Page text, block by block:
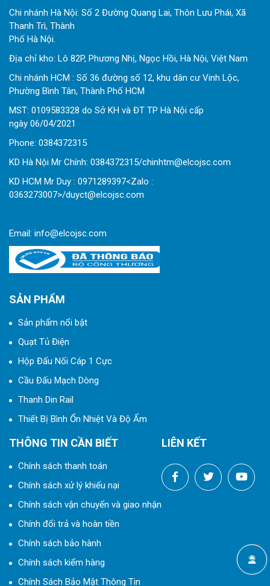
Chi nhánh Hà Nội: Số 2 Đường Quang Lai, Thôn Lưu Phái, Xã
Thanh Trì, Thành
Phố Hà Nội.
Địa chỉ kho: Lô 82P, Phương Nhị, Ngọc Hồi, Hà Nội, Việt Nam
Chi nhánh HCM : Số 36 đường số 12, khu dân cư Vinh Lộc,
Phường Bình Tân, Thành Phố HCM
MST: 0109583328 do Sở KH và ĐT TP Hà Nội cấp
ngày 06/04/2021
Phone: 0384372315
KD Hà Nội Mr Chính: 0384372315/chinhtm@elcojsc.com
KD HCM Mr Duy : 0971289397<Zalo :
0363273007>/duyct@elcojsc.com
Email: info@elcojsc.com
SẢN PHẨM
Sản phẩm nổi bật
Quạt Tủ Điện
Hộp Đấu Nối Cáp 1 Cực
Cầu Đấu Mạch Dòng
Thanh Din Rail
Thiết Bị Bình Ổn Nhiệt Và Độ Ẩm
THÔNG TIN CẦN BIẾT
Chính sách thanh toán
Chính sách xử lý khiếu nại
Chính sách vận chuyển và giao nhận
Chính đổi trả và hoàn tiền
Chính sách bảo hành
Chính sách kiểm hàng
Chính Sách Bảo Mật Thông Tin
LIÊN KẾT